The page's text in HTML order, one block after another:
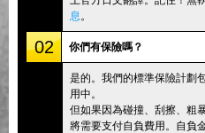
息 。
02 你們有保險嗎？
是的。我們的標準保險計劃
用中。
但如果因為碰撞、刮擦、粗
將需要支付自負費用。自負